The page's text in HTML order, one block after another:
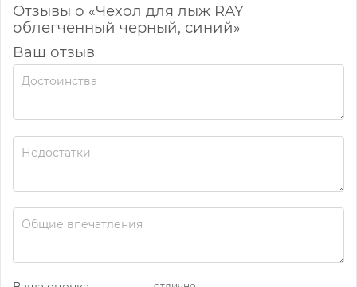
Отзывы о «Чехол для лыж RAY
облегченный черный, синий»
Ваш отзыв